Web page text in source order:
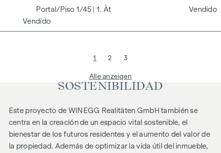
1/45 | 1. Àt
Vendido
Vendido
1 2 3
Alle anzeigen
SOSTENIBILIDAD
Este proyecto de WINEGG Realitäten GmbH también se
centra en la creación de un espacio vital sostenible, el
bienestar de los futuros residentes y el aumento del valor de
la propiedad. Además de optimizar la vida útil del inmueble,